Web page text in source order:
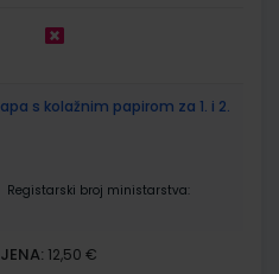
s kolažnim papirom za 1. i 2.
Registarski broj ministarstva:
12,50 €